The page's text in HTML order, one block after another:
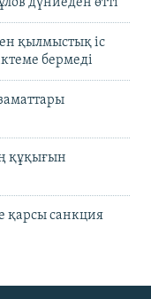
дүниеден өтті
қылмыстық іс
бермеді
құқығын
қарсы санкция